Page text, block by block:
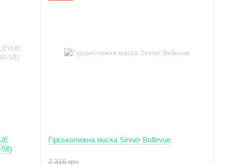
Гірськолижна маска Sinner Bellevue
2 316 грн